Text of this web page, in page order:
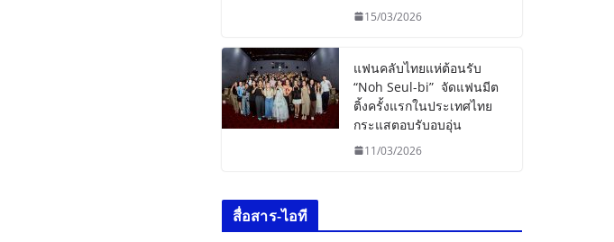
15/03/2026
แฟนคลับไทยแห่ต้อนรับ
“Noh Seul-bi” จัดแฟนมีต
ติ้งครั้งแรกในประเทศไทย
กระแสตอบรับอบอุ่น
11/03/2026
สื่อสาร-ไอที